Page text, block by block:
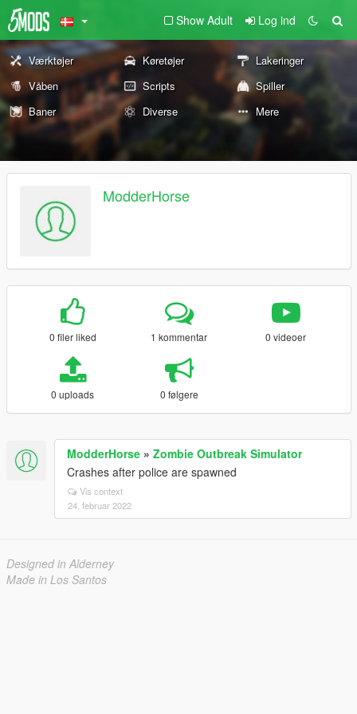
Show Adult Log ind
Værktøjer Køretøjer
Lakeringer
Våben
Scripts
Spiller
Baner
Diverse Mere
ModderHorse
0 filer liked 1 kommentar 0 videoer
0 uploads 0 følgere
ModderHorse » Zombie Outbreak Simulator
Crashes after police are spawned
Vis context
24. februar 2022
Designed in Alderney
Made in Los Santos